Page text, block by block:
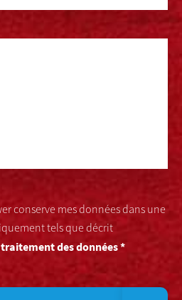
conserve mes données dans une
tels que décrit
des données *